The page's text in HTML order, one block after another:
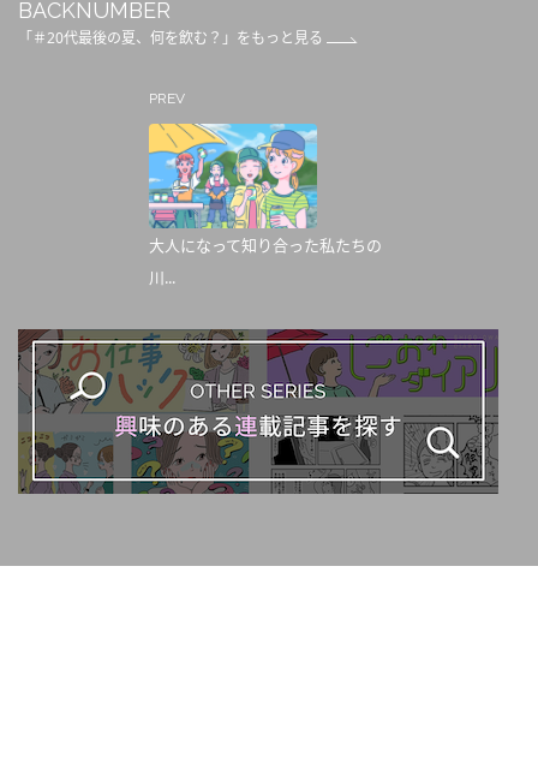
BACKNUMBER
「＃20代最後の夏、何を飲む？」をもっと見る
PREV
大人になって知り合った私たちの
川...